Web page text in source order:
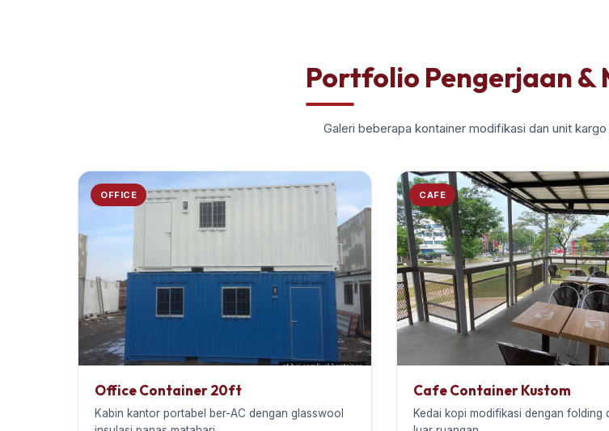
Portfolio Pengerjaan &
Galeri beberapa kontainer modifikasi dan unit
OFFICE
Office Container 20ft
Kabin kantor portabel ber-AC dengan glasswool
CAFE
Cafe Container Kustom
Kedai kopi modifikasi dengan folding